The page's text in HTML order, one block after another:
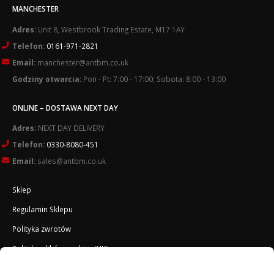
MANCHESTER
Adres: Unit 8, Westbrook Trading Estate, M17 1AY
Telefon: 0161-971-2821
Email: manchester@antbm.co.uk
Godziny otwarcia: Pon - Pt: 7:00 - 17:00; Sobota: 8:00 - 13:00
ONLINE – DOSTAWA NEXT DAY
Adres: NEXT DAY DELIVERY
Telefon: 0330-8080-451
Email: sales@antbm.co.uk
Sklep
Regulamin Sklepu
Polityka zwrotów
Polityka plików cookies (UK)